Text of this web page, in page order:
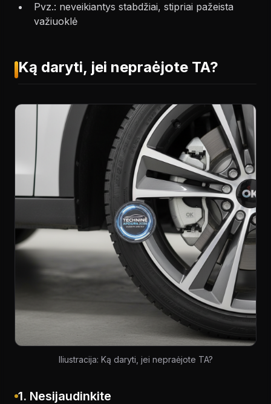
Pvz.: neveikiantys stabdžiai, stipriai pažeista
važiuoklė
Ką daryti, jei nepraėjote TA?
Iliustracija: Ką daryti, jei nepraėjote TA?
1. Nesijaudinkite